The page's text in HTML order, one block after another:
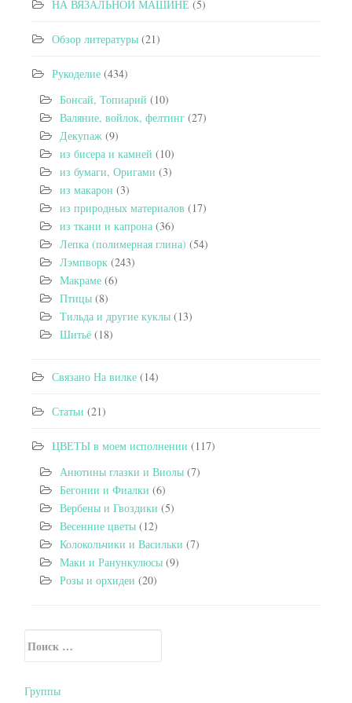
НА ВЯЗАЛЬНОЙ МАШИНЕ (5)
Обзор литературы (21)
Рукоделие (434)
Бонсай, Топиарий (10)
Валяние, войлок, фелтинг (27)
Декупаж (9)
из бисера и камней (10)
из бумаги, Оригами (3)
из макарон (3)
из природных материалов (17)
из ткани и капрона (36)
Лепка (полимерная глина) (54)
Лэмпворк (243)
Макраме (6)
Птицы (8)
Тильда и другие куклы (13)
Шитьё (18)
Связано На вилке (14)
Статьи (21)
ЦВЕТЫ в моем исполнении (117)
Анютины глазки и Виолы (7)
Бегонии и Фиалки (6)
Вербены и Гвоздики (5)
Весенние цветы (12)
Колокольчики и Васильки (7)
Маки и Ранункулюсы (9)
Розы и орхидеи (20)
Secondary Sidebar
Группы